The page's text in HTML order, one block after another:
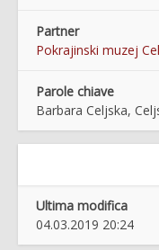
Partner
Pokrajinski muzej
Parole chiave
Barbara Celjska,
Ultima modifica
04.03.2019 20:24